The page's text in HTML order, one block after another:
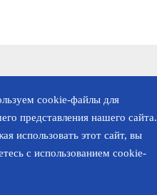
cookie-файлы для
представления нашего сайта.
использовать этот сайт, вы
с использованием cookie-